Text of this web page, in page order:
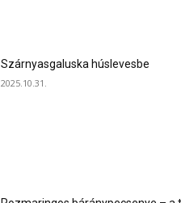
Szárnyasgaluska húslevesbe
2025.10.31.